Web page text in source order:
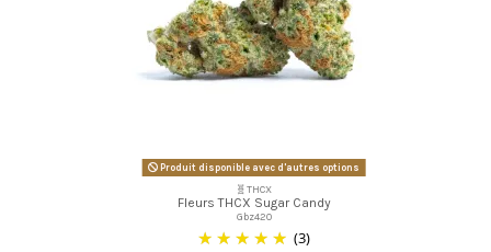
Produit disponible avec d'autres options
🧬THCX
Fleurs THCX Sugar Candy
Gbz420
(3)